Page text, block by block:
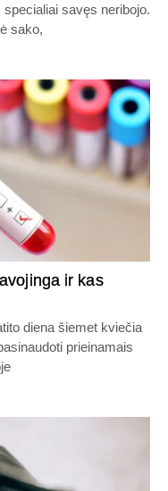
savęs neribojo.
sako,
ir kas
diena šiemet kviečia
prieinamais